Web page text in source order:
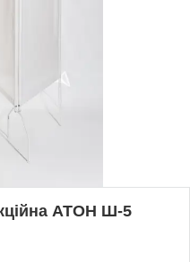
АТОН Ш-5